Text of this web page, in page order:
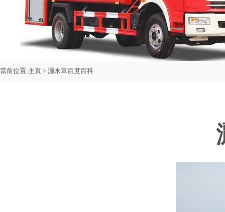
當前位置:主頁 > 灑水車百度百科